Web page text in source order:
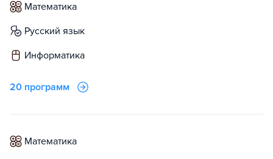
математика
русский язык
информатика
20 программ
математика